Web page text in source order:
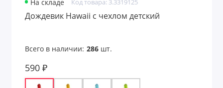
На складе Код товара: 3.3319125
Дождевик Hawaii c чехлом детский
Всего в наличии: 286шт.
590 ₽